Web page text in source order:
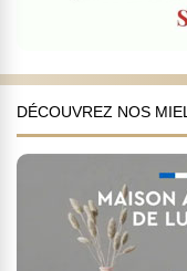
DÉCOUVREZ NOS